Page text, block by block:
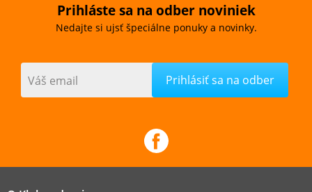
Prihláste sa na odber noviniek
Nedajte si ujsť špeciálne ponuky a novinky.
Váš email